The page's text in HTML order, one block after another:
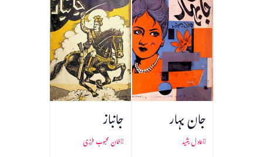
جان بہار
عادل رشید
جانباز
خان محبوب طرزی